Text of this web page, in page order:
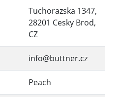
Tuchorazska 1347,
28201 Cesky Brod,
CZ
info@buttner.cz
Peach